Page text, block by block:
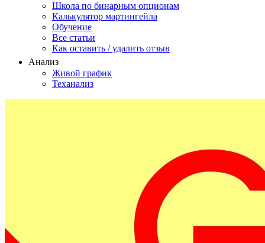
Школа по бинарным опционам
Калькулятор мартингейла
Обучение
Все статьи
Как оставить / удалить отзыв
Анализ
Живой график
Теханализ